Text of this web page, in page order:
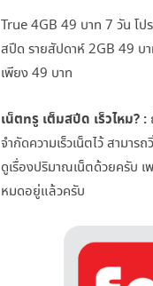
True 4GB 49 บาท 7 วัน โป
สปีด รายสัปดาห์ 2GB 49 บ
เพียง 49 บาท
เน็ตทรู เต็มสปีด เร็วไหม? :
จำกัดความเร็วเน็ตไว้ สามา
ดูเรื่องปริมาณเน็ตด้วยครับ เ
หมดอยู่แล้วครับ